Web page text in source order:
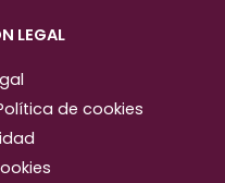
LEGAL
de cookies